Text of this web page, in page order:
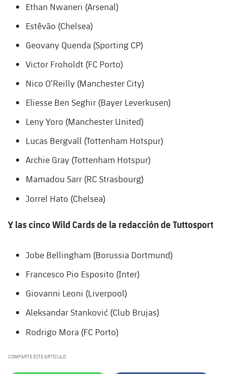
Clasificaciones
VALORANT Rising
VALORANT Game Changers
eFootball
Ethan Nwaneri (Arsenal)
Estêvão (Chelsea)
Geovany Quenda (Sporting CP)
Victor Froholdt (FC Porto)
Nico O’Reilly (Manchester City)
Eliesse Ben Seghir (Bayer Leverkusen)
Leny Yoro (Manchester United)
Lucas Bergvall (Tottenham Hotspur)
Archie Gray (Tottenham Hotspur)
Mamadou Sarr (RC Strasbourg)
Jorrel Hato (Chelsea)
Y las cinco Wild Cards de la redacción de Tuttosport
Jobe Bellingham (Borussia Dortmund)
Francesco Pio Esposito (Inter)
Giovanni Leoni (Liverpool)
Aleksandar Stanković (Club Brujas)
Rodrigo Mora (FC Porto)
COMPARTE ESTE ARTÍCULO